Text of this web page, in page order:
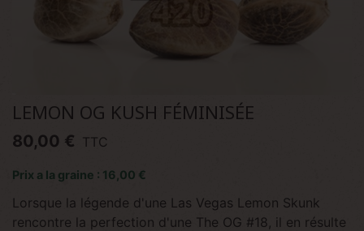
LEMON OG KUSH FÉMINISÉE
80,00 € TTC
Prix a la graine : 16,00 €
Lorsque la légende d'une Las Vegas Lemon Skunk
rencontre la perfection d'une The OG #18, il en résulte